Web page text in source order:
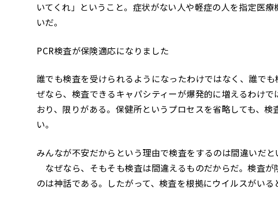
いてくれ」ということ。症状がない人や軽症の人を指定医
いだ。
――PCR検査が保険適応になりました
誰でも検査を受けられるようになったわけではなく、誰で
ぜなら、検査できるキャパシティーが爆発的に増えるわけ
おり、限りがある。保健所というプロセスを省略しても、
い。
みんなが不安だからという理由で検査をするのは間違いだと
なぜなら、そもそも検査は間違えるものだからだ。検査
のは神話である。したがって、検査を根拠にウイルスがいる